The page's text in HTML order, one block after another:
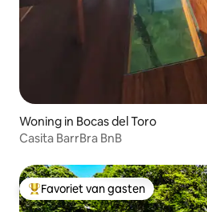
Woning in Bocas del Toro
Casita BarrBra BnB
Topfavoriet van gasten
Favoriet van gasten